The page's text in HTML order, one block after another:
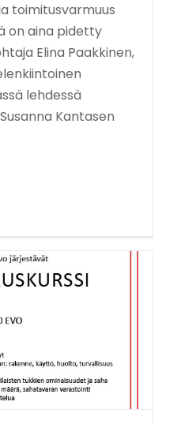
toimitusvarmuus
on aina pidetty
Elina Paakkinen,
lehdessä
Kantasen